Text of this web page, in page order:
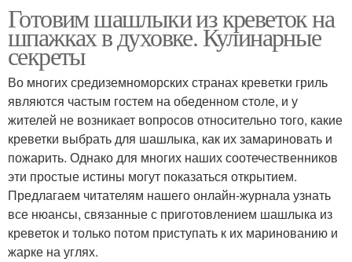
Готовим шашлыки из креветок на
шпажках в духовке. Кулинарные
секреты
Во многих средиземноморских странах креветки гриль
являются частым гостем на обеденном столе, и у
жителей не возникает вопросов относительно того, какие
креветки выбрать для шашлыка, как их замариновать и
пожарить. Однако для многих наших соотечественников
эти простые истины могут показаться открытием.
Предлагаем читателям нашего онлайн-журнала узнать
все нюансы, связанные с приготовлением шашлыка из
креветок и только потом приступать к их маринованию и
жарке на углях.